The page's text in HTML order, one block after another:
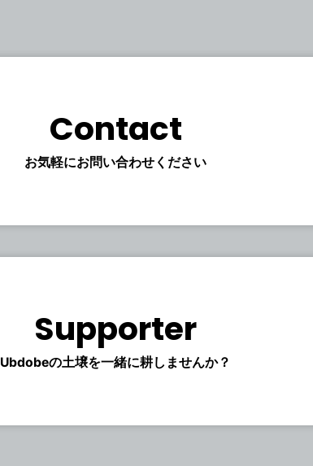
Contact
お気軽にお問い合わせください
Supporter
Ubdobeの土壌を一緒に耕しませんか？